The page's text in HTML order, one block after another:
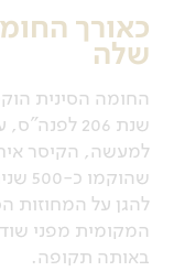
כאורך
שלה
החומה הסינית
שנת 206
להגן על המחוזות
המקומית מפני
באותה תקופה.